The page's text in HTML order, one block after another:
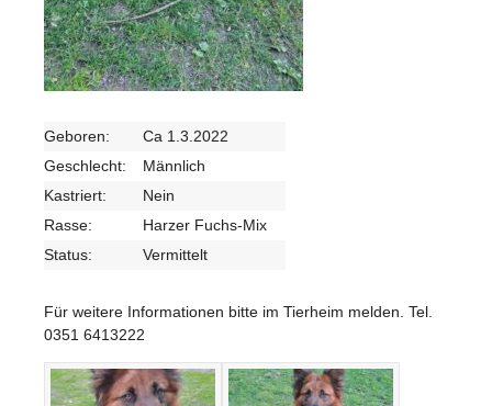
Geboren:
Ca 1.3.2022
Geschlecht:
Männlich
Kastriert:
Nein
Rasse:
Harzer Fuchs-Mix
Status:
Vermittelt
Für weitere Informationen bitte im Tierheim melden. Tel.
0351 6413222